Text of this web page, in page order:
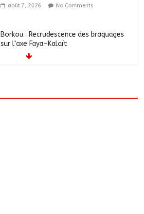
août 7, 2026 No Comments
Borkou : Recrudescence des braquages
sur l’axe Faya-Kalaït
août 7, 2026
des chantiers municipaux